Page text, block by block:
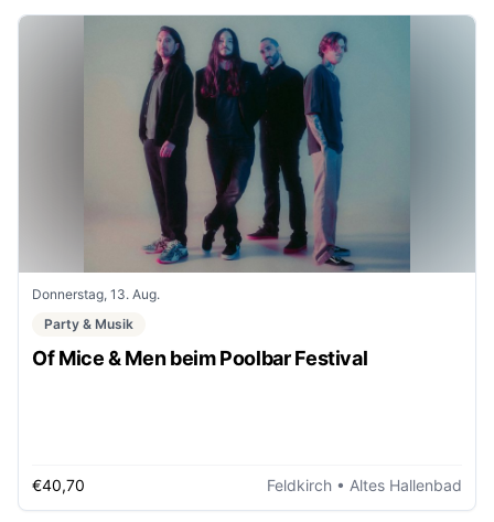
Donnerstag, 13. Aug.
Party & Musik
Of Mice & Men beim Poolbar Festival
€40,70 Feldkirch • Altes Hallenbad